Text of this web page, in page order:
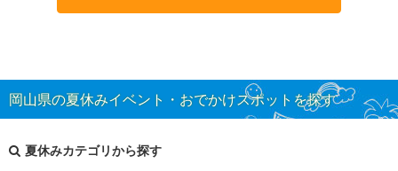
岡山県の夏休みイベント・おでかけスポットを探す
夏休みカテゴリから探す